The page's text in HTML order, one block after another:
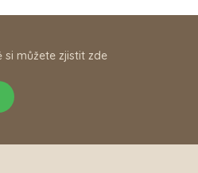
si můžete zjistit zde